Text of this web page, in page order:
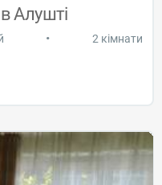
Алушті
• 2 кімнати